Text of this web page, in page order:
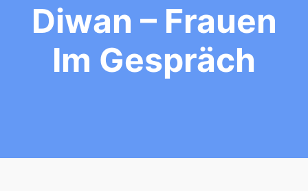
Diwan – Frauen
Im Gespräch